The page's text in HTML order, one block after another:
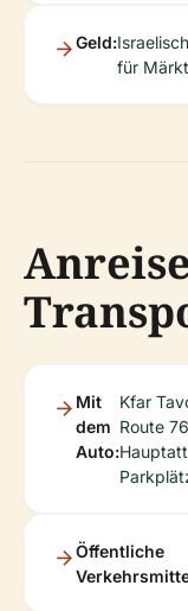
Geld:
für
Mit
dem
Auto:
Kfar
Route
Öffentliche